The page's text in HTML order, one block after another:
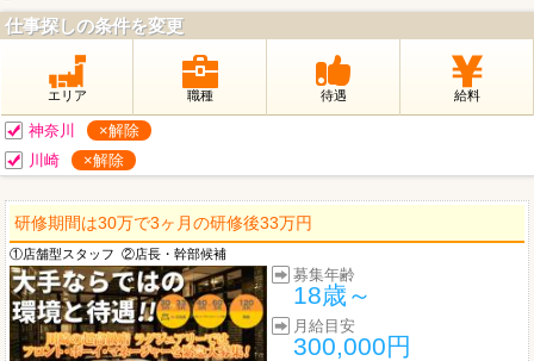
仕事探しの条件を変更
エリア 職種 待遇 給料
神奈川
×解除
川崎
×解除
研修期間は30万で3ヶ月の研修後33万円
①店舗型スタッフ ②店長・幹部候補
募集年齢
18歳～
月給目安
300,000円